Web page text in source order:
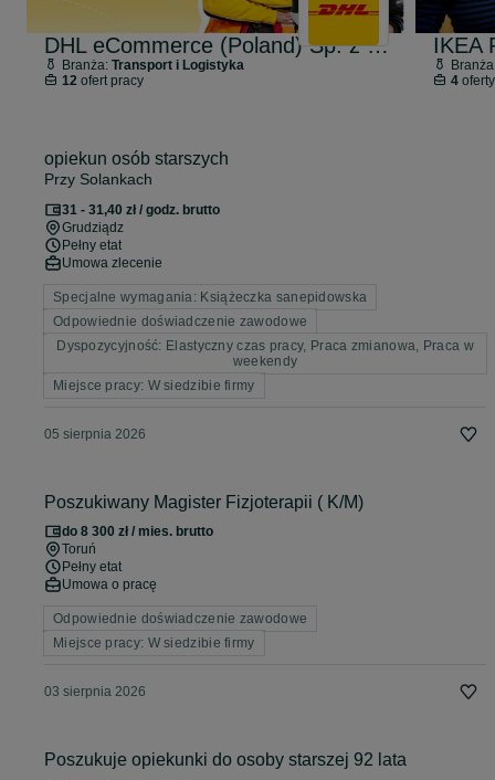
DHL eCommerce (Poland) Sp. z o.o.
Branża: Transport i Logistyka
12ofert pracy
IKEA
4
opiekun osób starszych
Przy Solankach
31 - 31,40 zł / godz. brutto
Grudziądz
Pełny etat
Umowa zlecenie
Specjalne wymagania: Książeczka sanepidowska
Odpowiednie doświadczenie zawodowe
Dyspozycyjność: Elastyczny czas pracy, Praca zmianowa, Praca w
weekendy
Miejsce pracy: W siedzibie firmy
05 sierpnia 2026
Poszukiwany Magister Fizjoterapii ( K/M)
do 8 300 zł / mies. brutto
Toruń
Pełny etat
Umowa o pracę
Odpowiednie doświadczenie zawodowe
Miejsce pracy: W siedzibie firmy
03 sierpnia 2026
Poszukuje opiekunki do osoby starszej 92 lata